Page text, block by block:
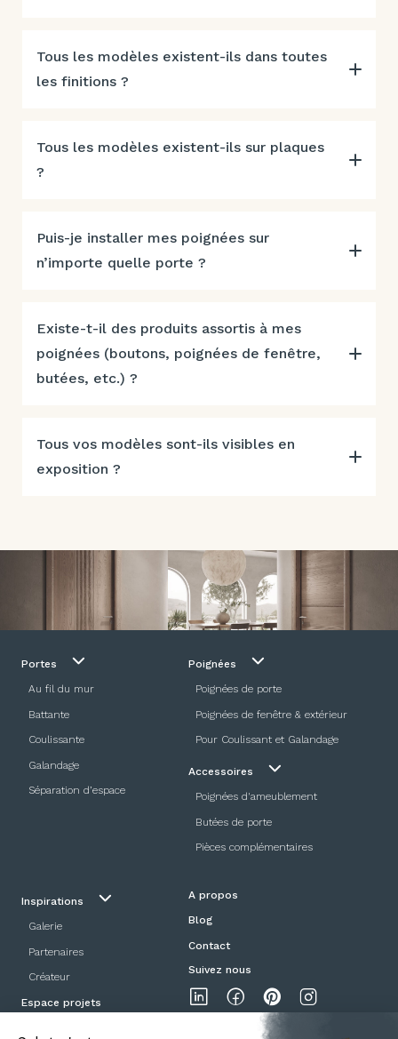
Tous les modèles existent-ils dans toutes
les finitions ?
Tous les modèles existent-ils sur plaques
?
Puis-je installer mes poignées sur
n’importe quelle porte ?
Existe-t-il des produits assortis à mes
poignées (boutons, poignées de fenêtre,
butées, etc.) ?
Tous vos modèles sont-ils visibles en
exposition ?
Portes
Au fil du mur
Battante
Coulissante
Galandage
Séparation d’espace
Poignées
Poignées de porte
Poignées de fenêtre & extérieur
Pour Coulissant et Galandage
Accessoires
Poignées d'ameublement
Butées de porte
Pièces complémentaires
Inspirations
Galerie
Partenaires
Créateur
Espace projets
A propos
Blog
Contact
Suivez nous